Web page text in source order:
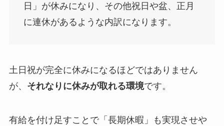
日」が休みになり、その他祝日や盆、正月
に連休があるような内訳になります。
土日祝が完全に休みになるほどではありません
が、 それなりに休みが取れる環境です。
有給を付け足すことで「長期休暇」も実現させや